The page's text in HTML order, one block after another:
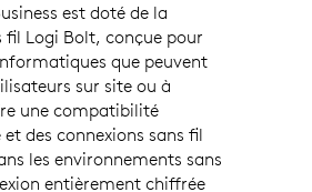
est doté de la
fil Logi Bolt, conçue pour
que peuvent
sur site ou à
une compatibilité
des connexions sans fil
les environnements sans
entièrement chiffrée